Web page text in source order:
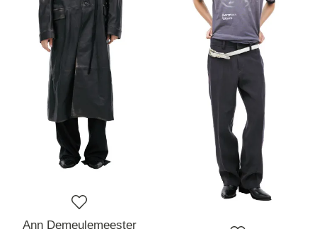
Ann Demeulemeester